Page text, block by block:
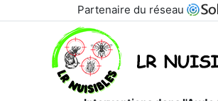
Partenaire du réseau